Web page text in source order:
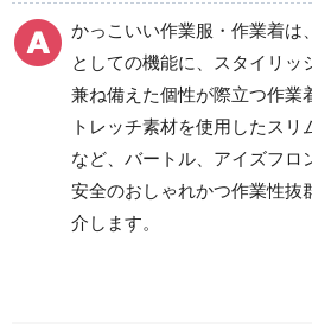
ツ
クリーンウェアワーク
パンツ
レディース作業着
ブルゾン
かっこいい作業服・作業着は
としての機能に、スタイリッ
兼ね備えた個性が際立つ作業
トレッチ素材を使用したス
など、バートル、アイズフロ
安全のおしゃれかつ作業性抜
介します。